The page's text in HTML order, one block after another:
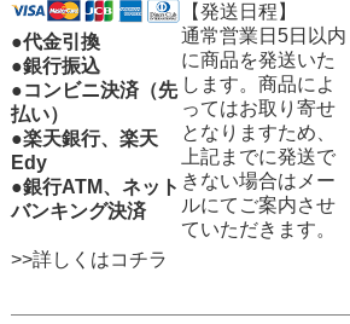
●代金引換
●銀行振込
●コンビニ決済（先
払い）
●楽天銀行、楽天
Edy
●銀行ATM、ネット
バンキング決済
>>詳しくはコチラ
【発送日程】
通常営業日5日以内
に商品を発送いた
します。商品によ
ってはお取り寄せ
となりますため、
上記までに発送で
きない場合はメー
ルにてご案内させ
ていただきます。